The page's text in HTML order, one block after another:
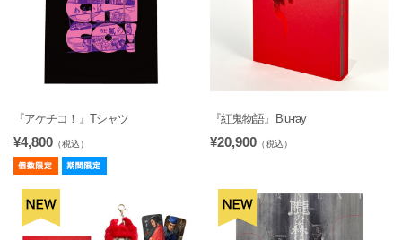
『アケチコ！』Tシャツ
¥4,800 （税込）
『紅鬼物語』Blu-ray
¥20,900 （税込）